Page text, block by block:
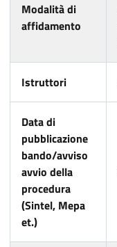
Modalità di
affidamento
Istruttori
Data di
pubblicazione
bando/avviso
avvio della
procedura
(Sintel, Mepa
et.)